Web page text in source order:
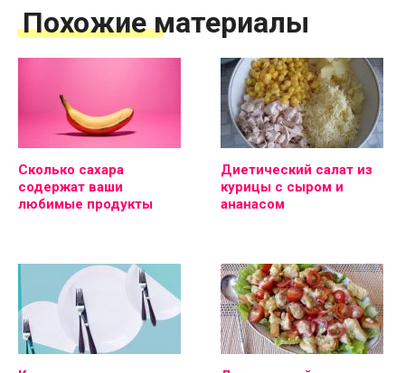
Похожие материалы
Сколько сахара
содержат ваши
любимые продукты
Диетический салат из
курицы с сыром и
ананасом